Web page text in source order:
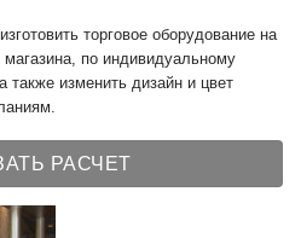
торговое оборудование на
магазина, по индивидуальному
также изменить дизайн и цвет
РАСЧЕТ